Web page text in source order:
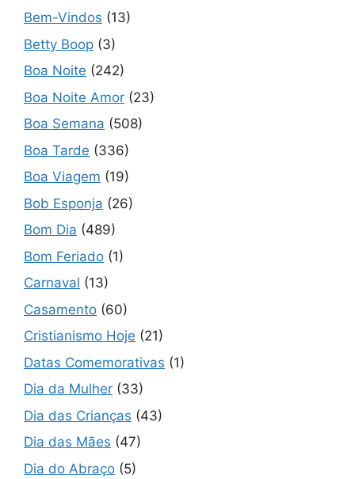
Bem-Vindos (13)
Betty Boop (3)
Boa Noite (242)
Boa Noite Amor (23)
Boa Semana (508)
Boa Tarde (336)
Boa Viagem (19)
Bob Esponja (26)
Bom Dia (489)
Bom Feriado (1)
Carnaval (13)
Casamento (60)
Cristianismo Hoje (21)
Datas Comemorativas (1)
Dia da Mulher (33)
Dia das Crianças (43)
Dia das Mães (47)
Dia do Abraço (5)